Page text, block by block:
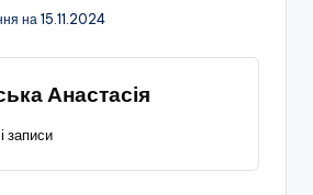
на 15.11.2024
Анастасія
записи